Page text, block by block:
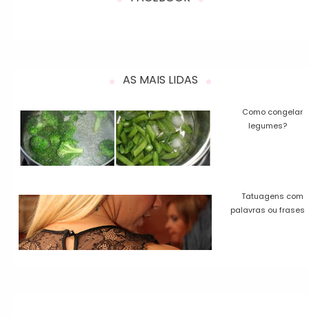
AS MAIS LIDAS
Como congelar
legumes?
Tatuagens com
palavras ou frases